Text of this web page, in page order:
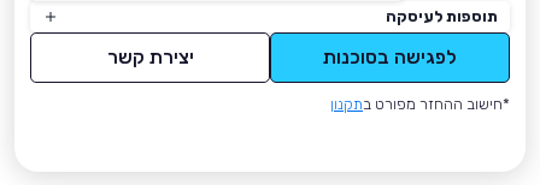
תוספות לעיסקה
לפגישה בסוכנות יצירת קשר
*חישוב ההחזר מפורט בתקנון